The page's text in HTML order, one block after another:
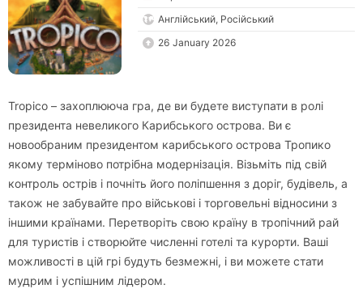
Англійський, Російський
26 January 2026
Tropico – захоплююча гра, де ви будете виступати в ролі
президента невеликого Карибського острова. Ви є
новообраним президентом карибського острова Тропико
якому терміново потрібна модернізація. Візьміть під свій
контроль острів і почніть його поліпшення з доріг, будівель, а
також не забувайте про військові і торговельні відносини з
іншими країнами. Перетворіть свою країну в тропічний рай
для туристів і створюйте численні готелі та курорти. Ваші
можливості в цій грі будуть безмежні, і ви можете стати
мудрим і успішним лідером.